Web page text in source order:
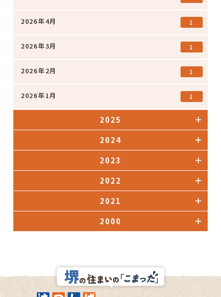
2026年4月 1
2026年3月 1
2026年2月 1
2026年1月 1
2025
2024
2023
2022
2021
2000